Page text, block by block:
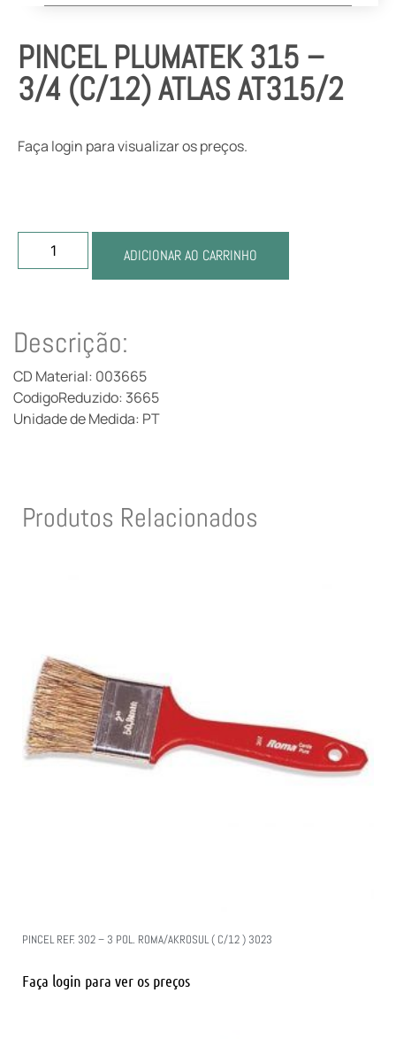
PINCEL PLUMATEK 315 –
3/4 (C/12) ATLAS AT315/2
Faça login para visualizar os preços.
ADICIONAR AO CARRINHO
Descrição:
CD Material: 003665
CodigoReduzido: 3665
Unidade de Medida: PT
Produtos Relacionados
PINCEL REF. 302 – 3 POL. ROMA/AKROSUL ( C/12 ) 3023
Faça login para ver os preços